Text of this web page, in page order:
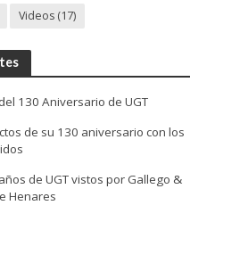
Videos(17)
130 Aniversario de UGT
de su 130 aniversario con los
de UGT vistos por Gallego &
Henares